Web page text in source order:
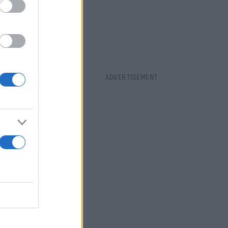
του...
ή του